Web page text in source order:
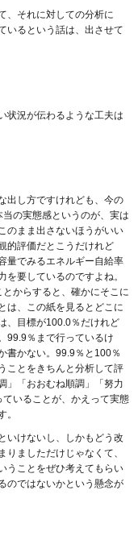
、それに対しての分析に
いるという話は、出させて
状況が伝わるような工夫は
出し方ですけれども、今の
の実態感というのが、実は
のまま出さないほうがいい
的評価だとこうだけれど
量でみるエネルギー自給率
要しているのですよね。
からすると、確かにそこに
は、この紙を見るとどこに
、目標が100.0％だけれど
99.9％まで行っているけ
書かない。99.9％と100％
ことをきちんと分析して評
」「おおむね順調」「努力
いることが、かえって実態
。
いけないし、しかもどう改
ましただけじゃなくて、
うことをぜひ考えてもらい
のではないかという懸念が